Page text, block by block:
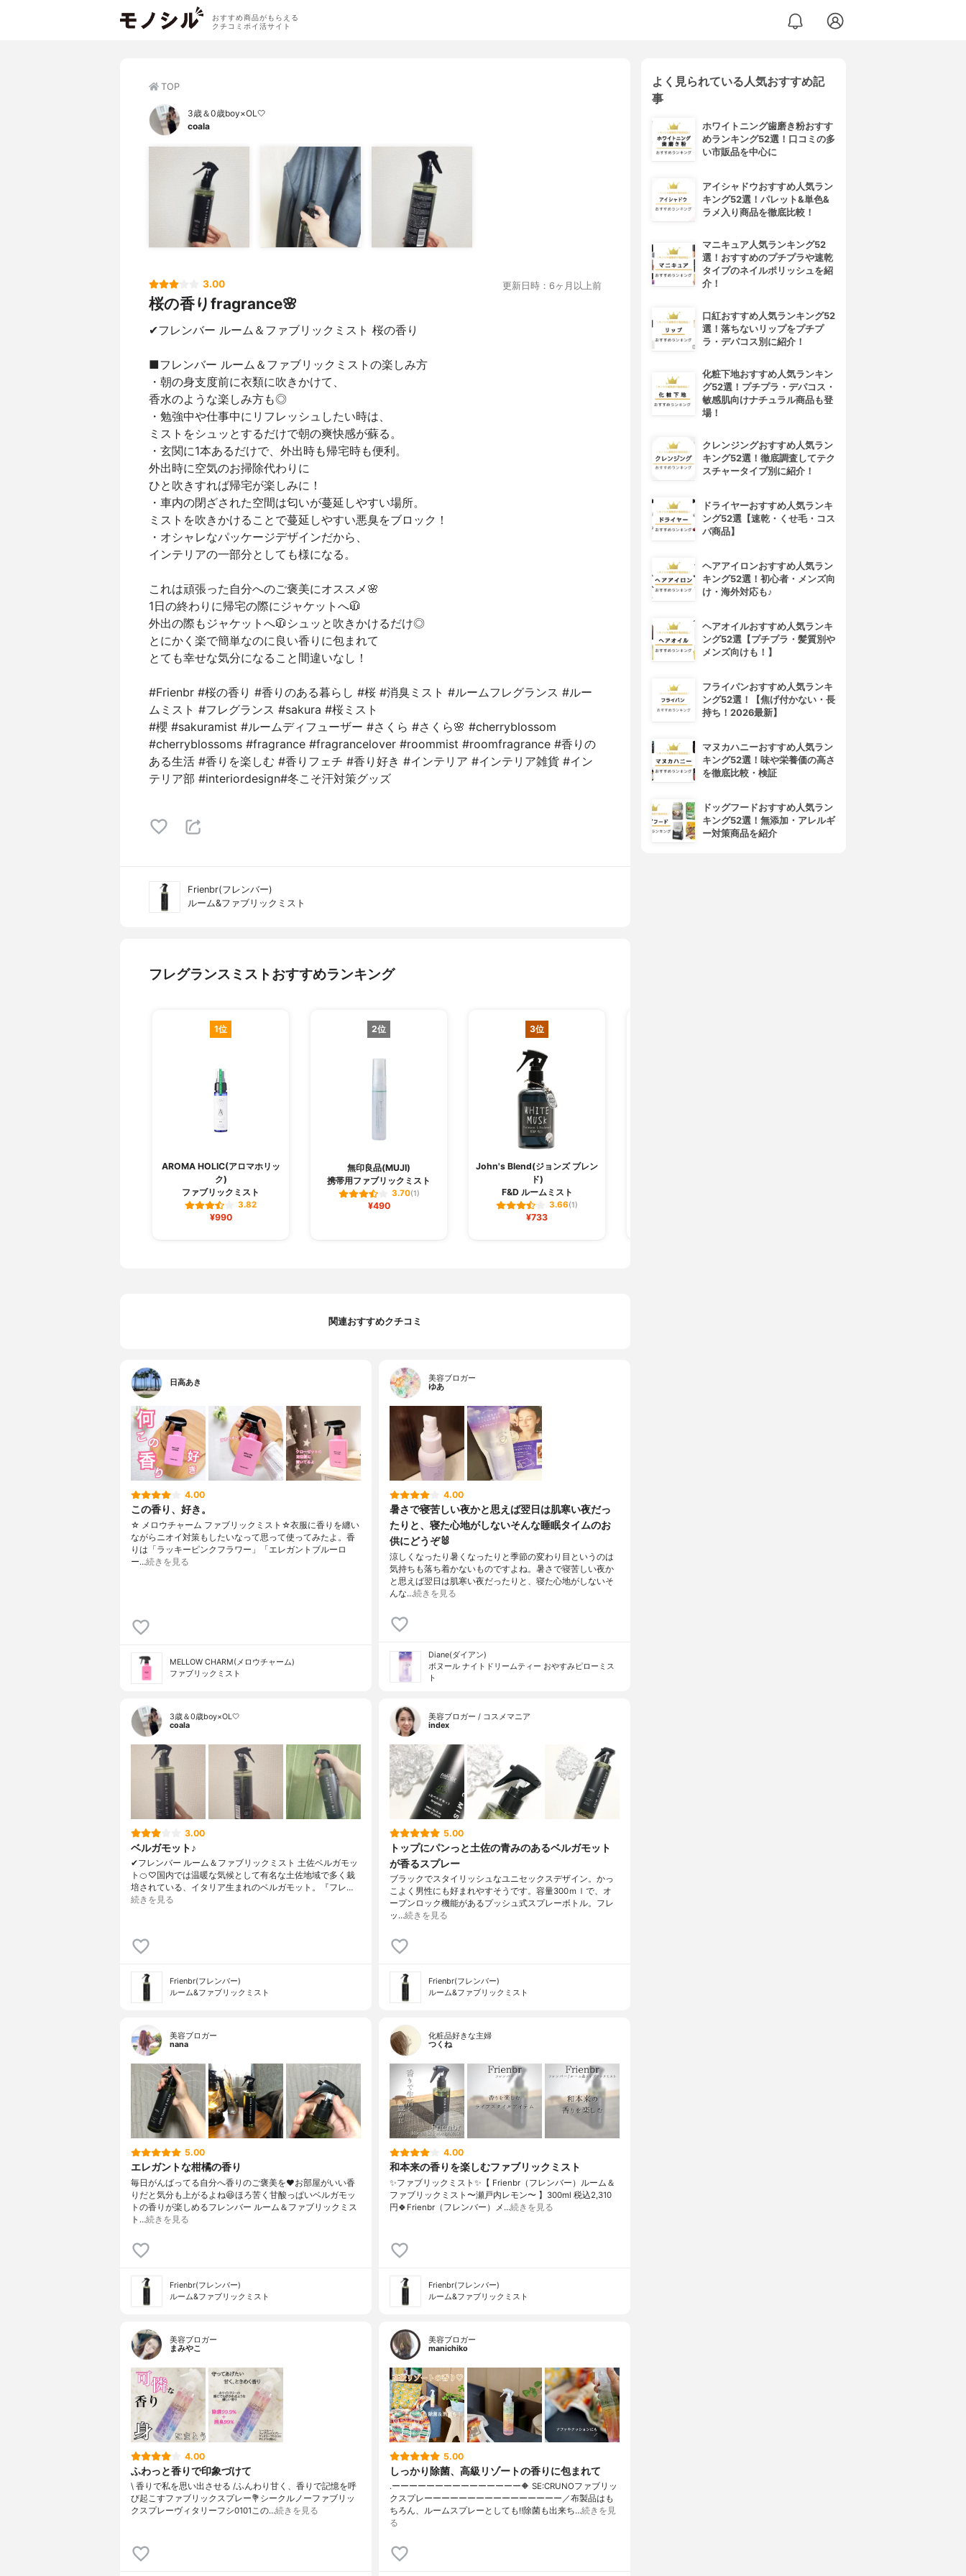
おすすめ商品がもらえる
クチコミポイ活サイト
TOP
3歳＆0歳boy×OL🤍
coala
3.00 更新日時：6ヶ月以上前
桜の香りfragrance🌸
✔︎フレンバー ルーム＆ファブリックミスト 桜の香り
■フレンバー ルーム＆ファブリックミストの楽しみ方
・朝の身支度前に衣類に吹きかけて、
香水のような楽しみ方も◎
・勉強中や仕事中にリフレッシュしたい時は、
ミストをシュッとするだけで朝の爽快感が蘇る。
・玄関に1本あるだけで、外出時も帰宅時も便利。
外出時に空気のお掃除代わりに
ひと吹きすれば帰宅が楽しみに！
・車内の閉ざされた空間は匂いが蔓延しやすい場所。
ミストを吹きかけることで蔓延しやすい悪臭をブロック！
・オシャレなパッケージデザインだから、
インテリアの一部分としても様になる。
これは頑張った自分へのご褒美にオススメ🌸
1日の終わりに帰宅の際にジャケットへ🧥
外出の際もジャケットへ🧥シュッと吹きかけるだけ◎
とにかく楽で簡単なのに良い香りに包まれて
とても幸せな気分になること間違いなし！
#Frienbr #桜の香り #香りのある暮らし #桜 #消臭ミスト #ルームフレグランス #ルー
ムミスト #フレグランス #sakura #桜ミスト
#櫻 #sakuramist #ルームディフューザー #さくら #さくら🌸 #cherryblossom
#cherryblossoms #fragrance #fragrancelover #roommist #roomfragrance #香りの
ある生活 #香りを楽しむ #香りフェチ #香り好き #インテリア #インテリア雑貨 #イン
テリア部 #interiordesign#冬こそ汗対策グッズ
Frienbr(フレンバー)
ルーム&ファブリックミスト
フレグランスミストおすすめランキング
1位
AROMA HOLIC(アロマホリッ
ク)
ファブリックミスト
3.82
¥990
2位
無印良品(MUJI)
携帯用ファブリックミスト
3.70(1)
¥490
3位
John's Blend(ジョンズ ブレン
ド)
F&D ルームミスト
3.66(1)
¥733
関連おすすめクチコミ
日高あき
4.00
この香り、好き。
☆ メロウチャーム ファブリックミスト☆衣服に香りを纏い
ながらニオイ対策もしたいなって思って使ってみたよ。香
りは「ラッキーピンクフラワー」「エレガントブルーロ
ー…続きを見る
MELLOW CHARM(メロウチャーム)
ファブリックミスト
美容ブロガー
ゆあ
4.00
暑さで寝苦しい夜かと思えば翌日は肌寒い夜だっ
たりと、寝た心地がしないそんな睡眠タイムのお
供にどうぞ🐰
涼しくなったり暑くなったりと季節の変わり目というのは
気持ちも落ち着かないものですよね。暑さで寝苦しい夜か
と思えば翌日は肌寒い夜だったりと、寝た心地がしないそ
んな…続きを見る
Diane(ダイアン)
ボヌール ナイトドリームティー おやすみピローミス
ト
3歳＆0歳boy×OL🤍
coala
3.00
ベルガモット♪
✔︎フレンバー ルーム＆ファブリックミスト 土佐ベルガモッ
ト🍊♡国内では温暖な気候として有名な土佐地域で多く栽
培されている、イタリア生まれのベルガモット。『フレ…
続きを見る
Frienbr(フレンバー)
ルーム&ファブリックミスト
美容ブロガー / コスメマニア
index
5.00
トップにパンっと土佐の青みのあるベルガモット
が香るスプレー
ブラックでスタイリッシュなユニセックスデザイン。かっ
こよく男性にも好まれやすそうです。容量300ｍｌで、オ
ープンロック機能があるプッシュ式スプレーボトル。フレ
ッ…続きを見る
Frienbr(フレンバー)
ルーム&ファブリックミスト
美容ブロガー
nana
5.00
エレガントな柑橘の香り
毎日がんばってる自分へ香りのご褒美を❤お部屋がいい香
りだと気分も上がるよね😆ほろ苦く甘酸っぱいベルガモッ
トの香りが楽しめるフレンバー ルーム＆ファブリックミス
ト…続きを見る
Frienbr(フレンバー)
ルーム&ファブリックミスト
化粧品好きな主婦
つくね
4.00
和本来の香りを楽しむファブリックミスト
✨ファブリックミスト✨【 Frienbr（フレンバー）ルーム＆
ファブリックミスト〜瀬戸内レモン〜 】300ml 税込2,310
円🍀Frienbr（フレンバー）メ…続きを見る
Frienbr(フレンバー)
ルーム&ファブリックミスト
美容ブロガー
まみやこ
4.00
ふわっと香りで印象づけて
\ 香りで私を思い出させる /⁡⁡ふんわり甘く、香りで記憶を呼
び起こすファブリックスプレー⁡⁡⁡💐シークルノーファブリッ
クスプレーヴィタリーフシ0101⁡⁡この…続きを見る
美容ブロガー
manichiko
5.00
しっかり除菌、高級リゾートの香りに包まれて
.ーーーーーーーーーーーーーーー🔶 SE:CRUNOファブリッ
クスプレーーーーーーーーーーーーーーーー／布製品はも
ちろん、ルームスプレーとしても‼︎除菌も出来ち…続きを見
る
よく見られている人気おすすめ記
事
ホワイトニング歯磨き粉おすす
めランキング52選！口コミの多
い市販品を中心に
アイシャドウおすすめ人気ラン
キング52選！パレット&単色&
ラメ入り商品を徹底比較！
マニキュア人気ランキング52
選！おすすめのプチプラや速乾
タイプのネイルポリッシュを紹
介！
口紅おすすめ人気ランキング52
選！落ちないリップをプチプ
ラ・デパコス別に紹介！
化粧下地おすすめ人気ランキン
グ52選！プチプラ・デパコス・
敏感肌向けナチュラル商品も登
場！
クレンジングおすすめ人気ラン
キング52選！徹底調査してテク
スチャータイプ別に紹介！
ドライヤーおすすめ人気ランキ
ング52選【速乾・くせ毛・コス
パ商品】
ヘアアイロンおすすめ人気ラン
キング52選！初心者・メンズ向
け・海外対応も♪
ヘアオイルおすすめ人気ランキ
ング52選【プチプラ・髪質別や
メンズ向けも！】
フライパンおすすめ人気ランキ
ング52選！【焦げ付かない・長
持ち！2026最新】
マヌカハニーおすすめ人気ラン
キング52選！味や栄養価の高さ
を徹底比較・検証
ドッグフードおすすめ人気ラン
キング52選！無添加・アレルギ
ー対策商品を紹介